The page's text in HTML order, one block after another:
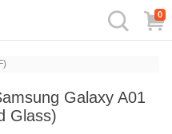
0
Galaxy A01
Glass)